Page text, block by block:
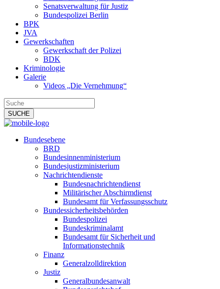
Senatsverwaltung für Justiz
Bundespolizei Berlin
BPK
JVA
Gewerkschaften
Gewerkschaft der Polizei
BDK
Kriminologie
Galerie
Videos „Die Vernehmung“
Bundesebene
BRD
Bundesinnenministerium
Bundesjustizministerium
Nachrichtendienste
Bundesnachrichtendienst
Militärischer Abschirmdienst
Bundesamt für Verfassungsschutz
Bundessicherheitsbehörden
Bundespolizei
Bundeskriminalamt
Bundesamt für Sicherheit und
Informationstechnik
Finanz
Generalzolldirektion
Justiz
Generalbundesanwalt